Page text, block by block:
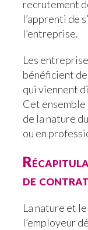
recrutement
l’apprenti de
l’entreprise.
Les
bénéficient
qui viennent
Cet ensemble
de la nature
ou en
de contrat
La nature et
l’employeur